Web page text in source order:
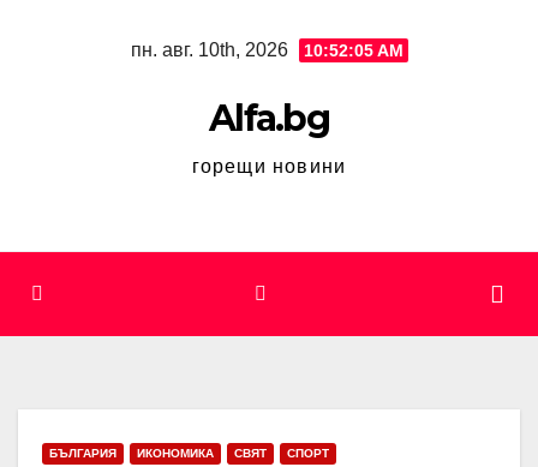
пн. авг. 10th, 2026 10:52:06 AM
Alfa.bg
горещи новини
БЪЛГАРИЯ ИКОНОМИКА СВЯТ СПОРТ